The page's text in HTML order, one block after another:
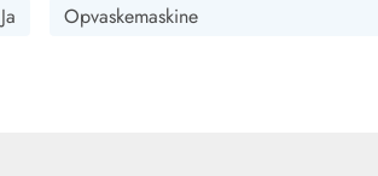
Ja Opvaskemaskine